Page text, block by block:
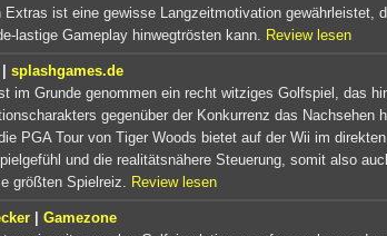
Extras ist eine gewisse Langzeitmotivation gewährleistet,
lastige Gameplay hinwegtrösten kann. Review lesen
| splashgames.de
im Grunde genommen ein recht witziges Golfspiel, das
gegenüber der Konkurrenz das Nachsehen
PGA Tour von Tiger Woods bietet auf der Wii im
und die realitätsnähere Steuerung, somit also
größten Spielreiz.
Review lesen
| Gamezone